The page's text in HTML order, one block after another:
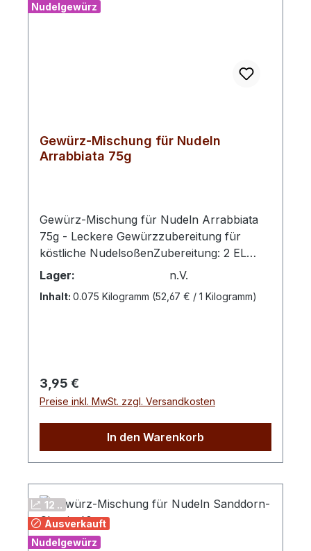
Nudelgewürz
Gewürz-Mischung für Nudeln
Arrabbiata 75g
Gewürz-Mischung für Nudeln Arrabbiata
75g - Leckere Gewürzzubereitung für
köstliche NudelsoßenZubereitung: 2 EL
Gewürzzubereitung mit 4 EL Wasser und 4
EL Olivenöl in eine Pfanne geben. Die
Mischung etwas köcheln lassen bis das
Karotten, LiebstöckelblätterTIPP: Mit Speck
und Parmesankäse verfeinern!
Lager: n.V.
Inhalt: 0.075 Kilogramm (52,67 € / 1 Kilogramm)
Regulärer Preis:
3,95 €
Preise inkl. MwSt. zzgl. Versandkosten
In den Warenkorb
12 ..
Ausverkauft
Nudelgewürz